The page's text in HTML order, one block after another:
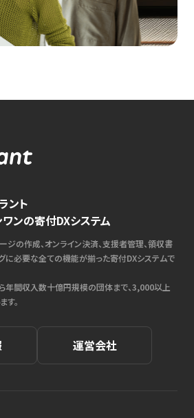
ント
ンの寄付DXシステム
ジの作成、オンライン決済、支援者管理、領収書
に必要な全ての機能が揃った寄付DXシステムで
年間収入数十億円規模の団体まで、3,000以上
。
運営会社